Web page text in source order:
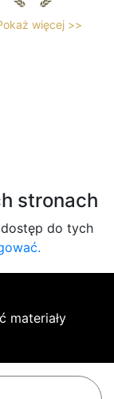
więcej >>
stronach
do tych
materiały